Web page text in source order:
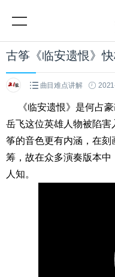
古筝《临安遗恨》
曲目难点讲解
《临安遗恨》是何占豪
岳飞这位英雄人物被陷
筝的音色更有内涵，在
筹，故在众多演奏版本
人知。